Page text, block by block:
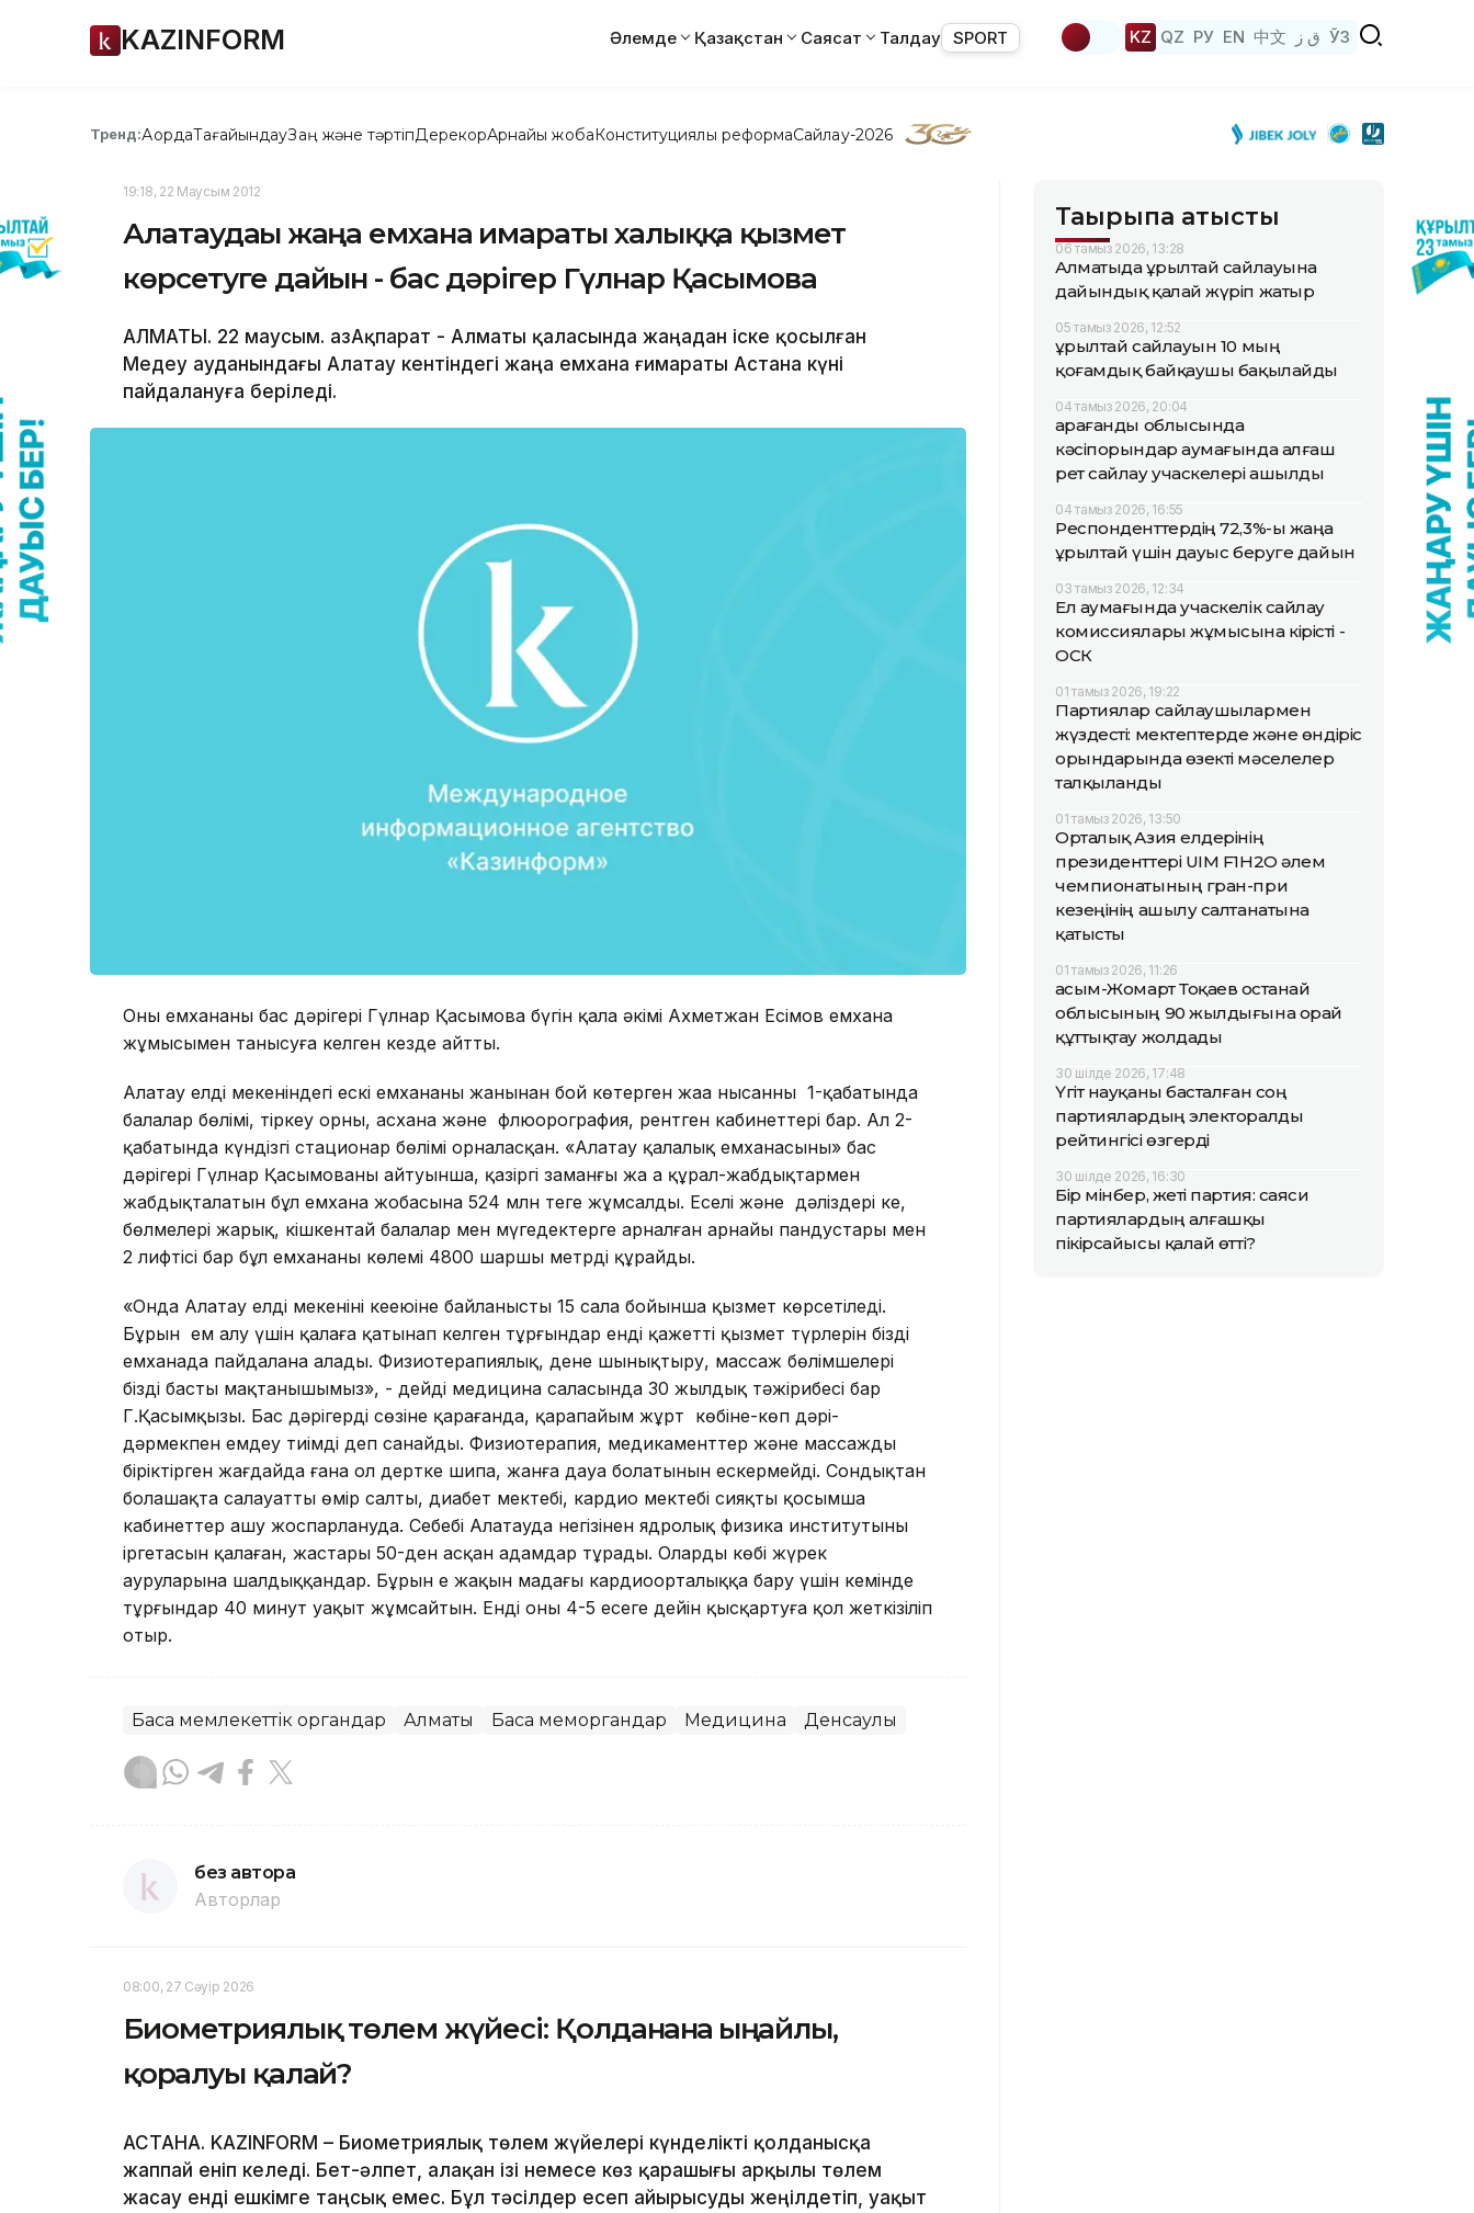
KAZINFORM Әлемде Қазақстан Саясат Талдау SPORT KZ QZ РУ EN 中文 ق ز ЎЗ
Тренд:АқордаТағайындауЗаң және тәртіпДерекқорАрнайы жобаКонституциялық реформаСайлау-2026
19:18, 22 Маусым 2012
Алатаудағы жаңа емхана ғимараты халыққа қызмет
көрсетуге дайын - бас дәрігер Гүлнар Қасымова
АЛМАТЫ. 22 маусым. ҚазАқпарат - Алматы қаласында жаңадан іске қосылған
Медеу ауданындағы Алатау кентіндегі жаңа емхана ғимараты Астана күні
пайдалануға беріледі.
Оны емхананың бас дәрігері Гүлнар Қасымова бүгін қала әкімі Ахметжан Есімов емхана
жұмысымен танысуға келген кезде айтты.
Алатау елді мекеніндегі ескі емхананың жанынан бой көтерген жаңа нысанның 1-қабатында
балалар бөлімі, тіркеу орны, асхана және флюорография, рентген кабинеттері бар. Ал 2-
қабатында күндізгі стационар бөлімі орналасқан. «Алатау қалалық емханасының» бас
дәрігері Гүлнар Қасымованың айтуынша, қазіргі заманғы жа ңа құрал-жабдықтармен
жабдықталатын бұл емхана жобасына 524 млн теңге жұмсалды. Еңселі және дәліздері кең,
бөлмелері жарық, кішкентай балалар мен мүгедектерге арналған арнайы пандустары мен
2 лифтісі бар бұл емхананың көлемі 4800 шаршы метрді құрайды.
«Онда Алатау елді мекенінің кеңеюіне байланысты 15 сала бойынша қызмет көрсетіледі.
Бұрын ем алу үшін қалаға қатынап келген тұрғындар енді қажетті қызмет түрлерін біздің
емханада пайдалана алады. Физиотерапиялық, дене шынықтыру, массаж бөлімшелері
біздің басты мақтанышымыз», - дейді медицина саласында 30 жылдық тәжірибесі бар
Г.Қасымқызы. Бас дәрігердің сөзіне қарағанда, қарапайым жұрт көбіне-көп дәрі-
дәрмекпен емдеу тиімді деп санайды. Физиотерапия, медикаменттер және массажды
біріктірген жағдайда ғана ол дертке шипа, жанға дауа болатынын ескермейді. Сондықтан
болашақта салауатты өмір салты, диабет мектебі, кардио мектебі сияқты қосымша
кабинеттер ашу жоспарлануда. Себебі Алатауда негізінен ядролық физика институтының
іргетасын қалаған, жастары 50-ден асқан адамдар тұрады. Олардың көбі жүрек
ауруларына шалдыққандар. Бұрын ең жақын маңдағы кардиоорталыққа бару үшін кемінде
тұрғындар 40 минут уақыт жұмсайтын. Енді оны 4-5 есеге дейін қысқартуға қол жеткізіліп
отыр.
Басқа мемлекеттік органдар Алматы Басқа меморгандар Медицина Денсаулық
без автора
Авторлар
08:00, 27 Сәуір 2026
Биометриялық төлем жүйесі: Қолданғанға ыңғайлы,
қорғалуы қалай?
АСТАНА. KAZINFORM – Биометриялық төлем жүйелері күнделікті қолданысқа
жаппай еніп келеді. Бет-әлпет, алақан ізі немесе көз қарашығы арқылы төлем
жасау енді ешкімге таңсық емес. Бұл тәсілдер есеп айырысуды жеңілдетіп, уақыт
Тақырыпқа қатысты
06 тамыз 2026, 13:28
Алматыда Құрылтай сайлауына
дайындық қалай жүріп жатыр
05 тамыз 2026, 12:52
Құрылтай сайлауын 10 мың
қоғамдық байқаушы бақылайды
04 тамыз 2026, 20:04
Қарағанды облысында
кәсіпорындар аумағында алғаш
рет сайлау учаскелері ашылды
04 тамыз 2026, 16:55
Респонденттердің 72,3%-ы жаңа
Құрылтай үшін дауыс беруге дайын
03 тамыз 2026, 12:34
Ел аумағында учаскелік сайлау
комиссиялары жұмысына кірісті -
ОСК
01 тамыз 2026, 19:22
Партиялар сайлаушылармен
жүздесті: мектептерде және өндіріс
орындарында өзекті мәселелер
талқыланды
01 тамыз 2026, 13:50
Орталық Азия елдерінің
президенттері UIM F1H2O әлем
чемпионатының гран-при
кезеңінің ашылу салтанатына
қатысты
01 тамыз 2026, 11:26
Қасым-Жомарт Тоқаев Қостанай
облысының 90 жылдығына орай
құттықтау жолдады
30 шілде 2026, 17:48
Үгіт науқаны басталған соң
партиялардың электоралды
рейтингісі өзгерді
30 шілде 2026, 16:30
Бір мінбер, жеті партия: саяси
партиялардың алғашқы
пікірсайысы қалай өтті?